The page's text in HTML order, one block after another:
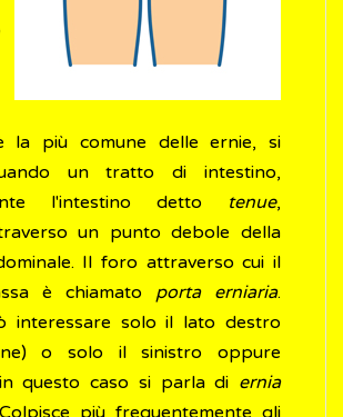
la più comune delle ernie, si
un tratto di intestino,
l'intestino detto tenue,
un punto debole della
Il foro attraverso cui il
è chiamato porta erniaria.
interessare solo il lato destro
o solo il sinistro oppure
questo caso si parla di ernia